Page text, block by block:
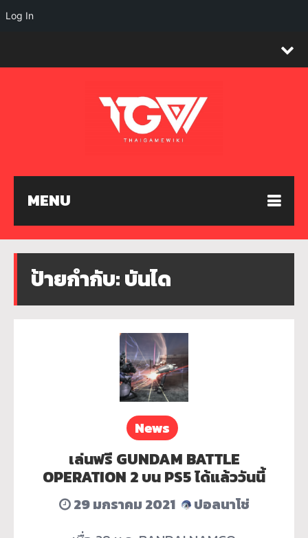
MENU
ป้ายกำกับ:บันได
News
เล่นฟรี GUNDAM BATTLE
OPERATION 2 บน PS5 ได้แล้ววันนี้
29 มกราคม 2021
ปอลนาโช่
Log In